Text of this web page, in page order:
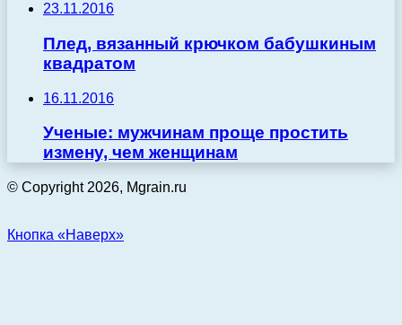
23.11.2016
Плед, вязанный крючком бабушкиным
квадратом
16.11.2016
Ученые: мужчинам проще простить
измену, чем женщинам
© Copyright 2026, Mgrain.ru
Кнопка «Наверх»